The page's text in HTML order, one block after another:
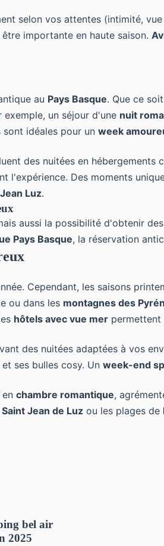
selon vos attentes (intimité,
importante en haute saison.
au Pays Basque. Que ce
un séjour d'une nuit
idéales pour un week
des nuitées en hébergements
l'expérience. Des moments
Luz.
aussi la possibilité d'obtenir
Pays Basque, la réservation
Cependant, les saisons
ou dans les montagnes des
hôtels avec vue mer permettent
des nuitées adaptées à vos
et ses bulles cosy. Un week-end
chambre romantique,
Saint Jean de Luz ou les plages de
bel air
2025